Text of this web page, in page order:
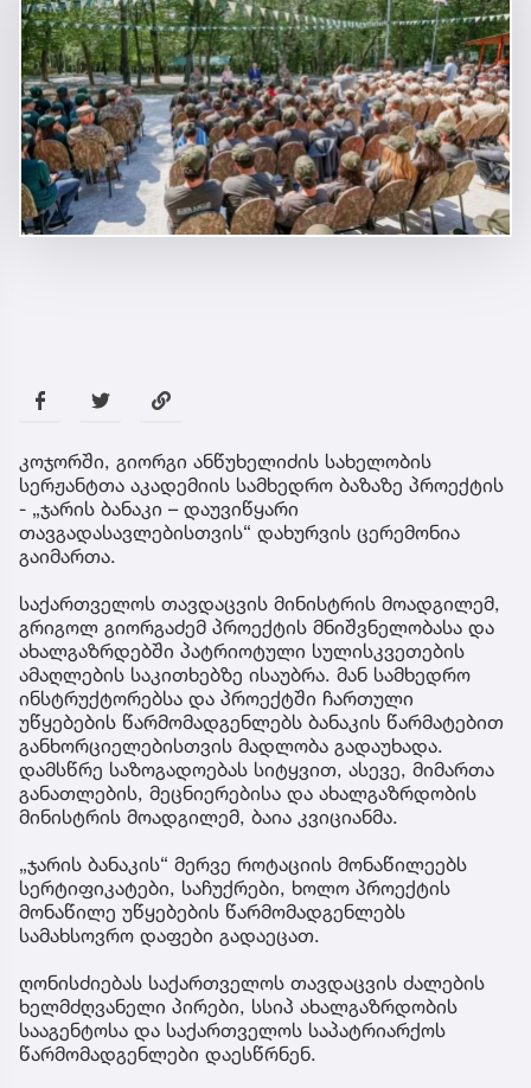
კოჯორში, გიორგი ანწუხელიძის სახელობის
სერჟანტთა აკადემიის სამხედრო ბაზაზე პროექტის
- „ჯარის ბანაკი – დაუვიწყარი
თავგადასავლებისთვის“ დახურვის ცერემონია
გაიმართა.
საქართველოს თავდაცვის მინისტრის მოადგილემ,
გრიგოლ გიორგაძემ პროექტის მნიშვნელობასა და
ახალგაზრდებში პატრიოტული სულისკვეთების
ამაღლების საკითხებზე ისაუბრა. მან სამხედრო
ინსტრუქტორებსა და პროექტში ჩართული
უწყებების წარმომადგენლებს ბანაკის წარმატებით
განხორციელებისთვის მადლობა გადაუხადა.
დამსწრე საზოგადოებას სიტყვით, ასევე, მიმართა
განათლების, მეცნიერებისა და ახალგაზრდობის
მინისტრის მოადგილემ, ბაია კვიციანმა.
„ჯარის ბანაკის“ მერვე როტაციის მონაწილეებს
სერტიფიკატები, საჩუქრები, ხოლო პროექტის
მონაწილე უწყებების წარმომადგენლებს
სამახსოვრო დაფები გადაეცათ.
ღონისძიებას საქართველოს თავდაცვის ძალების
ხელმძღვანელი პირები, სსიპ ახალგაზრდობის
სააგენტოსა და საქართველოს საპატრიარქოს
წარმომადგენლები დაესწრნენ.